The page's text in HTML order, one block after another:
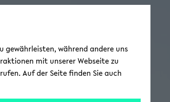
gewährleisten, während andere uns
mit unserer Webseite zu
Auf der Seite finden Sie auch